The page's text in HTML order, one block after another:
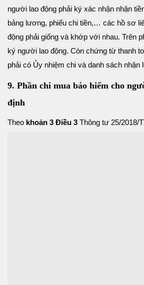
người lao động phải ký xác nhận nhận
bảng lương, phiếu chi tiền,… các hồ sơ
động phải giống và khớp với nhau. Trên
ký người lao động. Còn chứng từ thanh
phải có Ủy nhiệm chi và danh sách nhận
9. Phần chi mua bảo hiểm cho
định
Theo khoản 3 Điều 3 Thông tư 25/2018/